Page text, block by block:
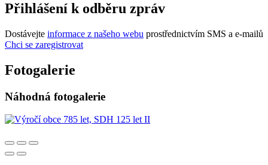
Přihlášení k odběru zpráv
Dostávejte informace z našeho webu prostřednictvím SMS a e-mailů
Chci se zaregistrovat
Fotogalerie
Náhodná fotogalerie